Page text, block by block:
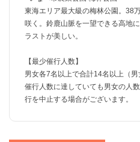
東海エリア最大級の梅林公園。38
咲く。鈴鹿山脈を一望できる高地
ラストが美しい。
【最少催行人数】
男女各7名以上で合計14名以上（男
催行人数に達していても男女の人
行を中止する場合がございます。